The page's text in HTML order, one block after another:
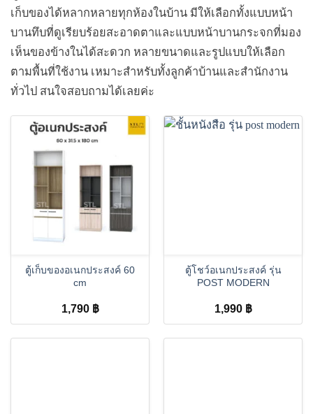
เก็บของได้หลากหลายทุกห้องในบ้าน มีให้เลือกทั้งแบบหน้า
บานทึบที่ดูเรียบร้อยสะอาดตาและแบบหน้าบานกระจกที่มอง
เห็นของข้างในได้สะดวก หลายขนาดและรูปแบบให้เลือก
ตามพื้นที่ใช้งาน เหมาะสำหรับทั้งลูกค้าบ้านและสำนักงาน
ทั่วไป สนใจสอบถามได้เลยค่ะ
ตู้เก็บของอเนกประสงค์ 60
cm
1,790 ฿
ตู้โชว์อเนกประสงค์ รุ่น
POST MODERN
1,990 ฿